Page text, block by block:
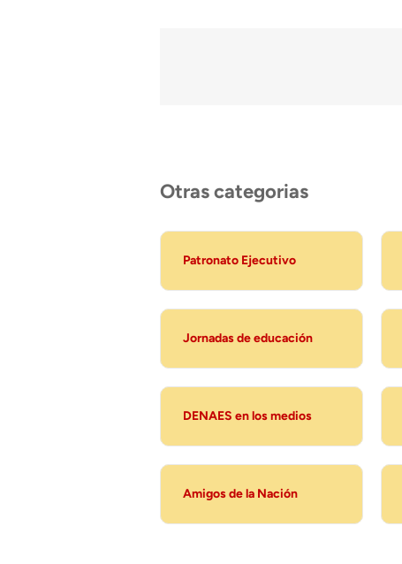
Otras categorias
Patronato Ejecutivo
Jornadas de educación
DENAES en los medios
Amigos de la Nación